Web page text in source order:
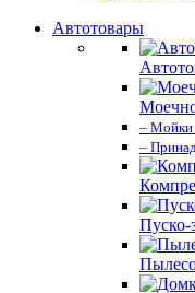
Автотовары
– Мойки
–
Пуско-